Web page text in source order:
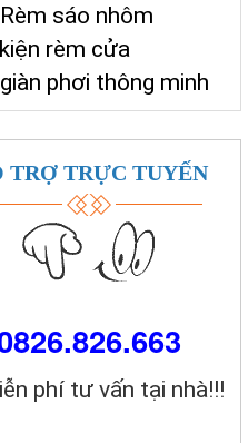
sáo nhôm
rèm cửa
phơi thông minh
TRỢ TRỰC TUYẾN
phí tư vấn tại nhà!!!